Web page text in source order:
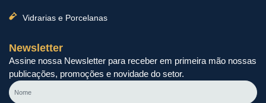
Vidrarias e Porcelanas
Newsletter
Assine nossa Newsletter para receber em primeira mão nossas
publicações, promoções e novidade do setor.
Nome